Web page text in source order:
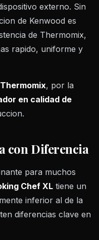
externo. Sin
de Kenwood es
de Thermomix,
rapido, uniforme y
, por la
en calidad de
con Diferencia
para muchos
Chef XL tiene un
inferior al de la
diferencias clave en